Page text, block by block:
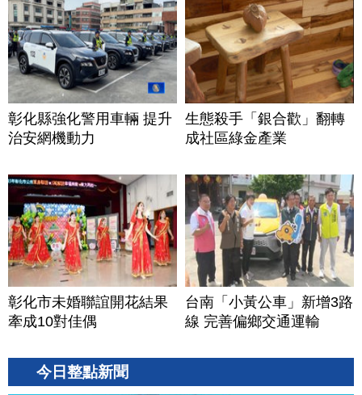
彰化縣強化警用車輛 提升
治安網機動力
生態殺手「銀合歡」翻轉
成社區綠金產業
彰化市未婚聯誼開花結果
牽成10對佳偶
台南「小黃公車」新增3路
線 完善偏鄉交通運輸
今日整點新聞